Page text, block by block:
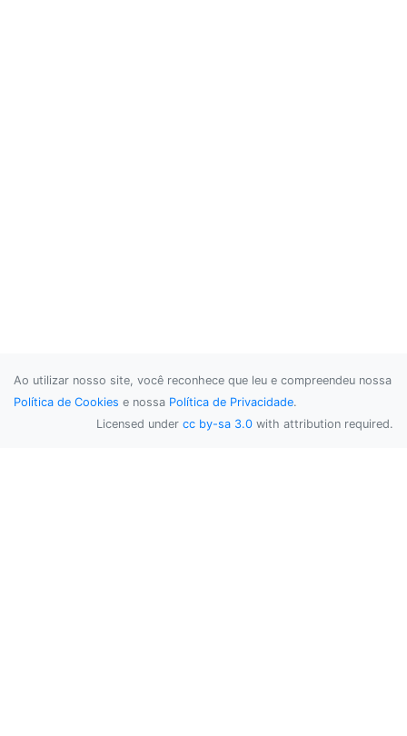
Ao utilizar nosso site, você reconhece que leu e compreendeu nossa
Política de Cookies e nossa Política de Privacidade.
Licensed under cc by-sa 3.0 with attribution required.